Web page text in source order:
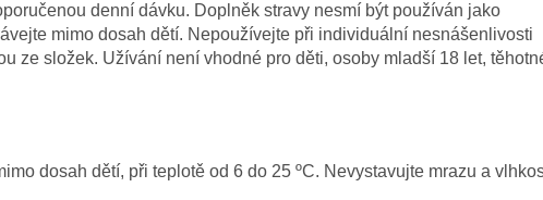
denní dávku. Doplněk stravy nesmí být používán jako
mimo dosah dětí. Nepoužívejte při individuální nesnášenlivosti
ze složek. Užívání není vhodné pro děti, osoby mladší 18 let,
dosah dětí, při teplotě od 6 do 25 ºC. Nevystavujte mrazu a